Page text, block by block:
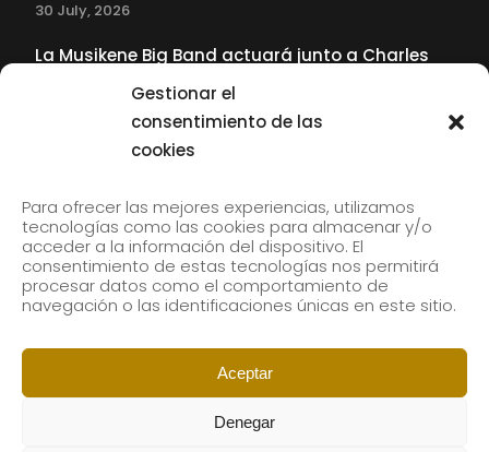
Gestionar el
consentimiento de las
cookies
Para ofrecer las mejores experiencias, utilizamos
tecnologías como las cookies para almacenar y/o
acceder a la información del dispositivo. El
consentimiento de estas tecnologías nos permitirá
procesar datos como el comportamiento de
navegación o las identificaciones únicas en este sitio.
Aceptar
Denegar
30 July, 2026
La Musikene Big Band actuará junto a Charles
Tolliver en el 61 Jazzaldia
Subscribe to our newsletter to receive our news by
email.